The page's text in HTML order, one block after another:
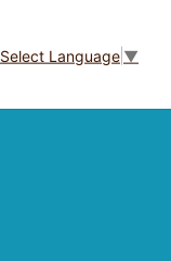
Select Language ▼